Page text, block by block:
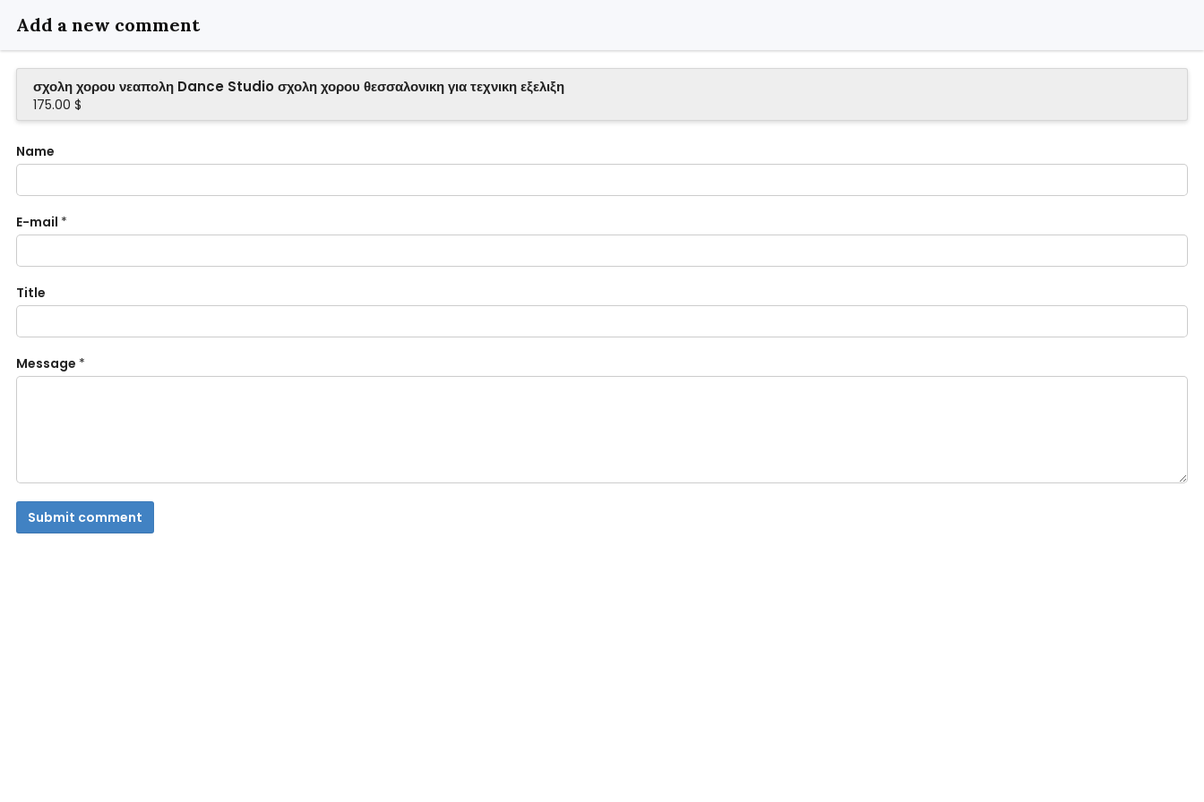
Add a new comment
σχολη χορου νεαπολη Dance Studio σχολη χορου θεσσαλονικη για τεχνικη εξελιξη
175.00 $
Name
E-mail *
Title
Message *
Submit comment